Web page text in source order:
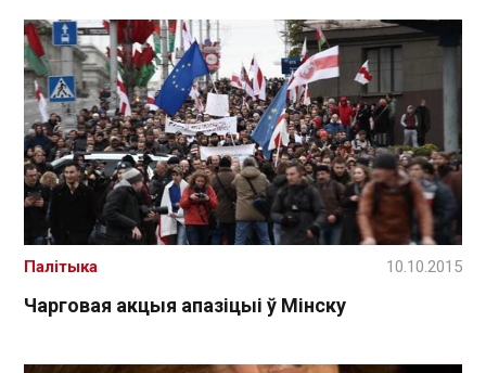
Чарговая акцыя апазіцыі ў Мінску
Палітыка 10.10.2015